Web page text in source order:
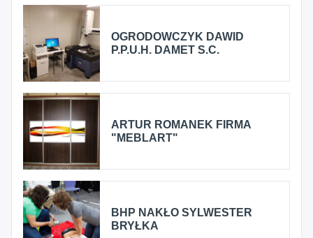
OGRODOWCZYK DAWID
P.P.U.H. DAMET S.C.
ARTUR ROMANEK FIRMA
"MEBLART"
BHP NAKŁO SYLWESTER
BRYŁKA